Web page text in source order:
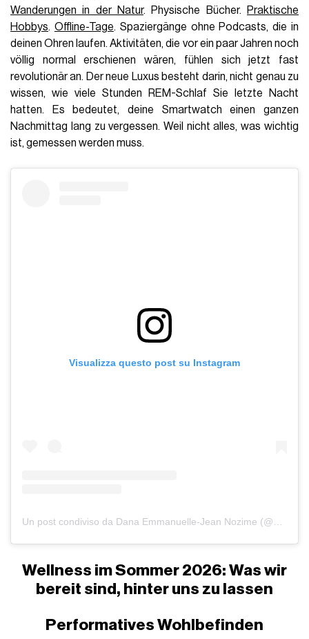
Wanderungen in der Natur. Physische Bücher.
Praktische
Hobbys. Offline-Tage. Spaziergänge ohne Podcasts, die in
deinen Ohren laufen. Aktivitäten, die vor ein paar Jahren noch
völlig normal erschienen wären, fühlen sich jetzt fast
revolutionär an. Der neue Luxus besteht darin, nicht genau zu
wissen, wie viele Stunden REM-Schlaf Sie letzte Nacht
hatten. Es bedeutet, deine Smartwatch einen ganzen
Nachmittag lang zu vergessen. Weil nicht alles, was wichtig
ist, gemessen werden muss.
Visualizza questo post su Instagram
Wellness im Sommer 2026: Was wir
bereit sind, hinter uns zu lassen
Performatives Wohlbefinden